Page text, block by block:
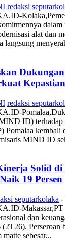
redaksi
dalam
alat dan
langsung
redaksi
ID) terhadap
Pomalaa kembali
MIND ID
Solid
19 Persen
seputarkolaka -
Makassar,PT
dan
Perseroan
sebesar...